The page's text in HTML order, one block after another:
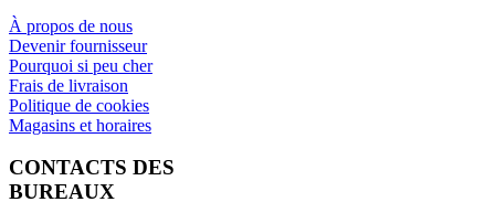
À propos de nous
Devenir fournisseur
Pourquoi si peu cher
Frais de livraison
Politique de cookies
Magasins et horaires
CONTACTS DES
BUREAUX